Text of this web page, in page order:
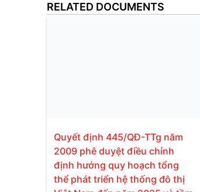
RELATED DOCUMENTS
Quyết định 445/QĐ-TTg năm
2009 phê duyệt điều chỉnh
định hướng quy hoạch tổng
thể phát triển hệ thống đô thị